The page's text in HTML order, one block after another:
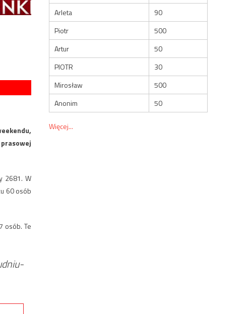
2681. W
60 osób
osób. Te
Arleta
90
Piotr
500
Artur
50
PIOTR
30
Mirosław
500
Anonim
50
Więcej...